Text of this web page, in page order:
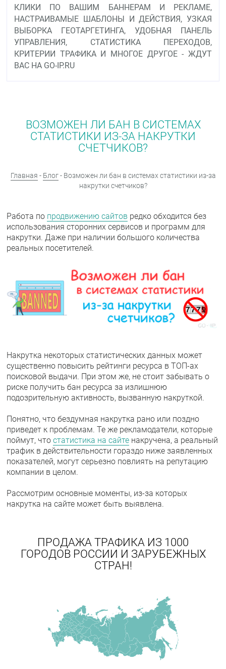
КЛИКИ ПО ВАШИМ БАННЕРАМ И РЕКЛАМЕ,
НАСТРАИВАМЫЕ ШАБЛОНЫ И ДЕЙСТВИЯ, УЗКАЯ
ВЫБОРКА ГЕОТАРГЕТИНГА, УДОБНАЯ ПАНЕЛЬ
УПРАВЛЕНИЯ, СТАТИСТИКА ПЕРЕХОДОВ,
КРИТЕРИИ ТРАФИКА И МНОГОЕ ДРУГОЕ - ЖДУТ
ВАС НА GO-IP.RU
ВОЗМОЖЕН ЛИ БАН В СИСТЕМАХ
СТАТИСТИКИ ИЗ-ЗА НАКРУТКИ
СЧЕТЧИКОВ?
Главная - Блог- Возможен ли бан в системах статистики из-за
накрутки счетчиков?
Работа по продвижению сайтов редко обходится без
использования сторонних сервисов и программ для
накрутки. Даже при наличии большого количества
реальных посетителей.
Накрутка некоторых статистических данных может
существенно повысить рейтинги ресурса в ТОП-ах
поисковой выдачи. При этом же, не стоит забывать о
риске получить бан ресурса за излишнюю
подозрительную активность, вызванную накруткой.
Понятно, что бездумная накрутка рано или поздно
приведет к проблемам. Те же рекламодатели, которые
поймут, чтостатистика на сайте накручена, а реальный
трафик в действительности гораздо ниже заявленных
показателей, могут серьезно повлиять на репутацию
компании в целом.
Рассмотрим основные моменты, из-за которых
накрутка на сайте может быть выявлена.
ПРОДАЖА ТРАФИКА ИЗ 1000
ГОРОДОВ РОССИИ И ЗАРУБЕЖНЫХ
СТРАН!